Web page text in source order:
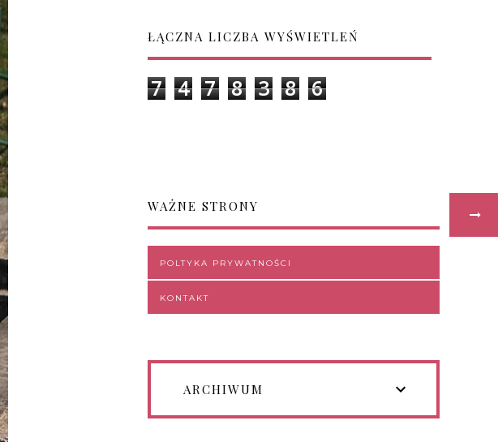
ŁĄCZNA LICZBA WYŚWIETLEŃ
7 4 7 8 3 8 6
WAŻNE STRONY
POLTYKA PRYWATNOŚCI
KONTAKT
ARCHIWUM